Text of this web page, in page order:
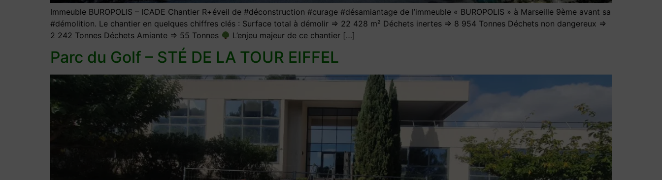
Immeuble BUROPOLIS – ICADE Chantier R+éveil de #déconstruction #curage #désamiantage de l’immeuble « BUROPOLIS » à Marseille 9ème avant sa
#démolition. Le chantier en quelques chiffres clés : Surface total à démolir => 22 428 m² Déchets inertes => 8 954 Tonnes Déchets non dangereux =>
2 242 Tonnes Déchets Amiante => 55 Tonnes
L’enjeu majeur de ce chantier […]
Parc du Golf – STÉ DE LA TOUR EIFFEL